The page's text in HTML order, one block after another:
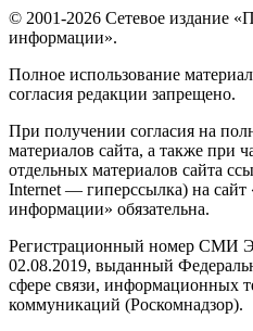
© 2001-2026 Сетевое издание
информации».
Полное использование
согласия редакции запрещено.
При получении согласия на
материалов сайта, а также при
отдельных материалов сайта
Internet — гиперссылка) на сайт
информации» обязательна.
Регистрационный номер СМИ
02.08.2019, выданный
сфере связи, информационных
коммуникаций (Роскомнадзор).